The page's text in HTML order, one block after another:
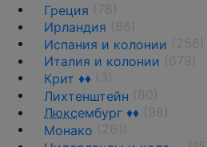
Греция
Ирландия
Испания и колонии
Италия и колонии
Крит ♦♦
Лихтенштейн
Люксембург ♦♦
Монако